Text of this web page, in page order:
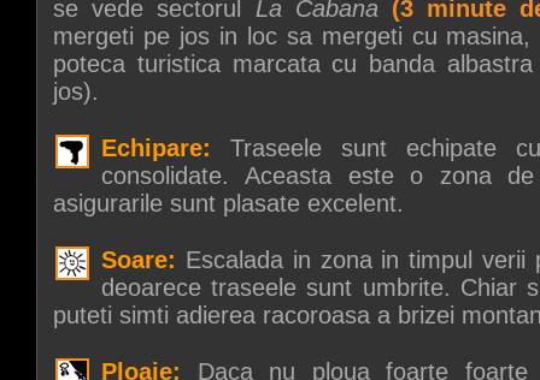
se vede sectorul La Cabana (3 minute
mergeti pe jos in loc sa mergeti cu
poteca turistica marcata cu banda
jos).
Echipare:Traseele sunt echipate
consolidate. Aceasta este o zona
asigurarile sunt plasate excelent.
Soare: Escalada in zona in timpul
deoarece traseele sunt umbrite. Chiar
puteti simti adierea racoroasa a brizei
Ploaie: Daca nu ploua foarte